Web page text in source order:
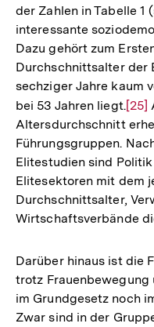
der Zahlen in Tabelle 1
interessante
Dazu gehört zum
Durchschnittsalter der
sechziger Jahre kaum
bei 53 Jahren liegt.Zur
der
[25]
Altersdurchschnitt
Führungsgruppen.
Elitestudien sind
Elitesektoren mit dem
Durchschnittsalter,
Wirtschaftsverbände
Darüber hinaus ist die
trotz
im Grundgesetz noch
Zwar sind in der